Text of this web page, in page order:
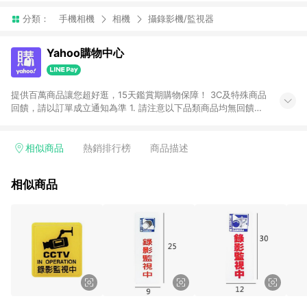
分類： 手機相機 相機 攝錄影機/監視器
Yahoo購物中心
提供百萬商品讓您超好逛，15天鑑賞期購物保障！ 3C及特殊商品
回饋，請以訂單成立通知為準 1. 請注意以下品類商品均無回饋：
電玩/遊戲/相機/單眼/鏡頭/拍立得 [2024/6/1起適用] -內接硬
的購回饋活動享Yahoo超贈點回饋者 - 購物中心商店之商品：商
3. 訂單回饋金額將扣除運費/購物金/超贈點/福利金/紅利折抵/折
價券等虛擬貨幣折抵 4. 大宗採購或批發轉賣不具回饋資格： 如
有相關事證認定您為大宗採購、批發轉賣而非最終消費使用者，
相關認定以Yahoo購物中心之認定為準
相似商品 熱銷排行榜 商品描述
相似商品